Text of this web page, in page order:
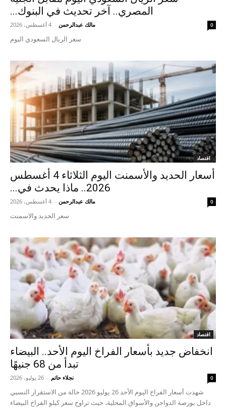
المصري.. آخر تحديث في البنوك...
مالك عبدالرحمن - 4 أغسطس، 2026 0
سعر الريال السعودي اليوم
اقتصاد
أسعار الحديد والأسمنت اليوم الثلاثاء 4 أغسطس
2026.. ماذا يحدث في...
مالك عبدالرحمن - 4 أغسطس، 2026 0
سعر الحديد والاسمنت
اقتصاد
انخفاض جديد بأسعار الفراخ اليوم الأحد.. البيضاء
تبدأ من 68 جنيهًا
نجلاء حاتم - 26 يوليو، 2026 0
شهدت أسعار الفراخ اليوم الأحد 26 يوليو 2026 حالة من الاستقرار النسبي
داخل بورصة الدواجن والأسواق المحلية، حيث تراوح سعر كيلو الفراخ البيضاء